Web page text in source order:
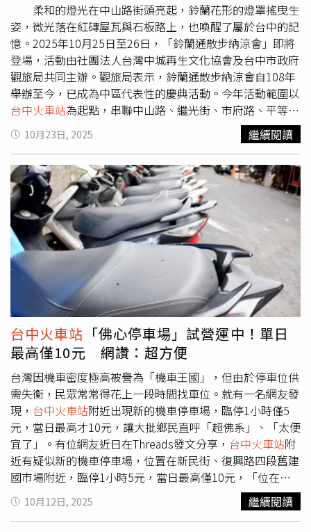
柔和的燈光在中山路街頭亮起，鈴蘭花形的燈罩搖曳生
姿，微光落在紅磚屋瓦與石板路上，也喚醒了屬於台中的記
憶。2025年10月25日至26日，「鈴蘭通散步納涼會」即將
登場，活動由社團法人台灣中城再生文化協會及台中市政府
觀旅局共同主辦。觀旅局表示，鈴蘭通散步納涼會自108年
舉辦至今，已成為中區代表性的慶典活動。今年活動範圍以
台中火車站為起點，串聯中山路、繼光街、市府路、平等街
及周邊街區，展開一場融合歷史、美學與生活的城市盛典。
今年適逢台中火車站
落成120週年，活動以「鈴蘭回驛」為
主題，象徵鈴蘭燈重返街道、人潮回到老城、記憶回到起
點。10月24日晚間將率先舉辦「大墩鈴蘭通啤酒節」前夜
祭，以音樂、美食與啤酒為節慶揭開序幕。 鈴蘭燈的故
事可追溯至20世紀初的歐洲「新藝術運動」（Art
Nouveau），以自然界的花草線條為靈感，展現柔美流暢的
造型。1924年日本京都寺町首次設置鈴蘭造型路燈，象徵
現代化商店街的誕生。這股風潮後來吹進台中，當年的新勝
橋通（今中山路）設立鈴蘭燈，成為台中第一條鈴蘭燈街，
也開啟了商業繁華的黃金年代。今年活動將以燈飾與街景裝
置重現這段歷史，讓人們在散步中穿梭時光，看見老台中的
浪漫與優雅。 「納涼會」源自日本夏季的消暑娛樂活
動，結合表演、市集與遊戲，日治時期引進台灣後成為城市
重要的夏夜節慶。戰後由台中商會主辦，每年於台中公園舉
行，吸引五十萬至七十萬人次參與，是當時最盛大的活動，
也成為一代台中人的集體記憶。今年的「鈴蘭通散步納涼
會」延續這份情懷，讓人們在街區之間散步、納涼、賞燈，
重新感受老城的溫度與節奏。 活動主軸將串聯歷史與生
活，規劃「城市記憶散步路線」，以燈光、導覽與展演帶領
民眾重新走進街角的故事。最受矚目的「全員變裝大遊行」
將邀請民眾穿上復古洋裝、鐵道制服、和服或創意造型，走
進鈴蘭通重現繁華年代。街頭將有音樂、花車與燈光表演交
織，成為最亮眼的夜色風景。活動將於10月25日至26日在
台中火車站至中山路一帶登場，跨越柳川，延伸至中華路
10月23日, 2025 繼續閱讀
台中火車站 「佛心停車場」試營運中！單日
最高僅10元 網讚：超方便
台灣因機車密度極高被譽為「機車王國」，但由於停車位供
需失衡，民眾常常得花上一段時間找車位。就有一名網友發
現， 台中火車站附近出現新的機車停車場，臨停1小時僅5
元，當日最高才10元，讓大批鄉民直呼「超佛系」、「太便
宜了」。有位網友近日在Threads發文分享， 台中火車站附
近有疑似新的機車停車場，位置在新民街、復興路四段舊建
國市場附近，臨停1小時5元，當日最高僅10元，「位在台
中火車站鐵軌下方，不用人擠人的絲滑上月台，超讚！」、
「如果要往火車站，請記得一口氣騎到底哈哈哈！入口有點
特別，要騎上人行道，注意安全」。貼文曝光後，不少鄉民
10月12日, 2025 繼續閱讀